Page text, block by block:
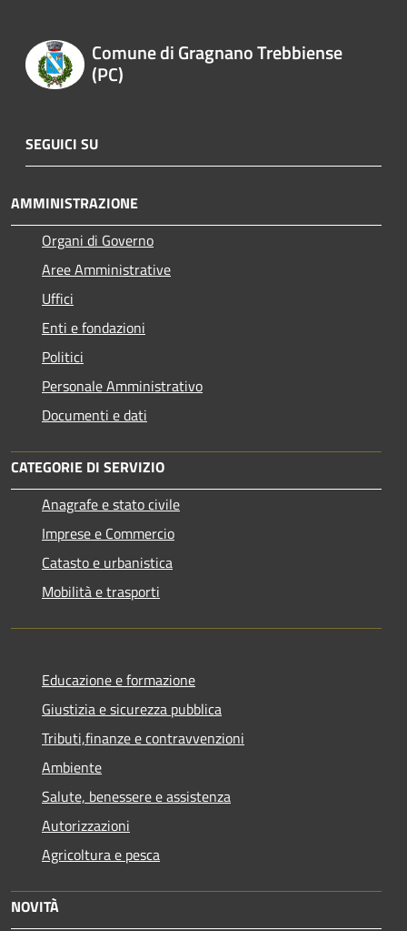
Comune di Gragnano Trebbiense
(PC)
SEGUICI SU
AMMINISTRAZIONE
Organi di Governo
Aree Amministrative
Uffici
Enti e fondazioni
Politici
Personale Amministrativo
Documenti e dati
CATEGORIE DI SERVIZIO
Anagrafe e stato civile
Imprese e Commercio
Catasto e urbanistica
Mobilità e trasporti
Educazione e formazione
Giustizia e sicurezza pubblica
Tributi,finanze e contravvenzioni
Ambiente
Salute, benessere e assistenza
Autorizzazioni
Agricoltura e pesca
NOVITÀ